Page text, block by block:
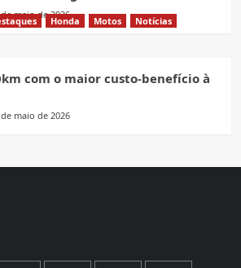
maio de 2026
Honda Motos
Notícias
com o maior custo-benefício à
de maio de 2026